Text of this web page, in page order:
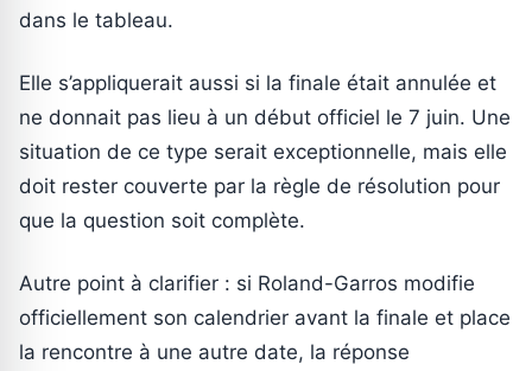
dans le tableau.
Elle s’appliquerait aussi si la finale était annulée et
ne donnait pas lieu à un début officiel le 7 juin. Une
situation de ce type serait exceptionnelle, mais elle
doit rester couverte par la règle de résolution pour
que la question soit complète.
Autre point à clarifier : si Roland-Garros modifie
officiellement son calendrier avant la finale et place
la rencontre à une autre date, la réponse